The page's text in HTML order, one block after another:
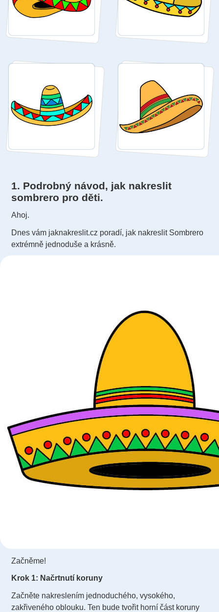
1. Podrobný návod, jak nakreslit
sombrero pro děti.
Ahoj.
Dnes vám jaknakreslit.cz poradí, jak nakreslit Sombrero
extrémně jednoduše a krásně.
Začněme!
Krok 1: Načrtnutí koruny
Začněte nakreslením jednoduchého, vysokého,
zakřiveného oblouku. Ten bude tvořit horní část koruny